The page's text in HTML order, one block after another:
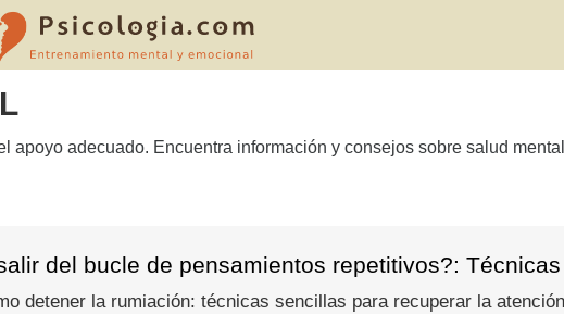
adecuado. Encuentra información y consejos sobre salud
del bucle de pensamientos repetitivos?:
detener la rumiación: técnicas sencillas para recuperar la